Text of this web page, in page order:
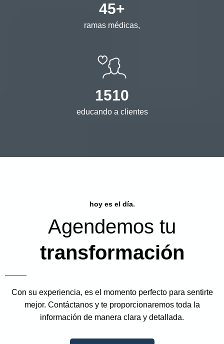
45+
ramas médicas,
1510
educando a clientes
hoy es el día.
Agendemos tu
transformación
Con su experiencia, es el momento perfecto para sentirte
mejor. Contáctanos y te proporcionaremos toda la
información de manera clara y detallada.